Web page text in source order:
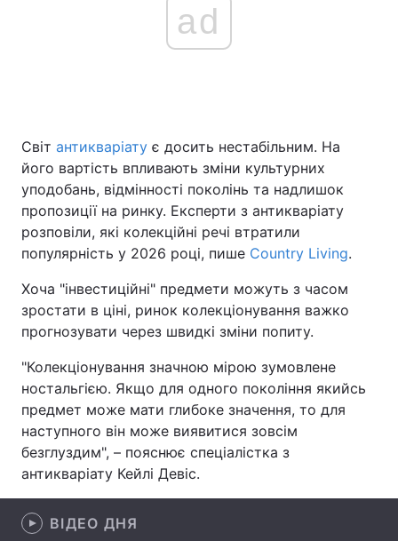
Україна Політика
Економіка Світ
Спорт Наука
Техно і зв'язок Лайт
Зброя Інциденти
Здоров'я Туризм
Цікавинки Погода
Екологія
Лонгріди
Відео з Youtube
ad
Світ антикваріату є досить нестабільним. На
його вартість впливають зміни культурних
уподобань, відмінності поколінь та надлишок
пропозиції на ринку. Експерти з антикваріату
розповіли, які колекційні речі втратили
популярність у 2026 році, пише Country Living.
Хоча "інвестиційні" предмети можуть з часом
зростати в ціні, ринок колекціонування важко
прогнозувати через швидкі зміни попиту.
"Колекціонування значною мірою зумовлене
ностальгією. Якщо для одного покоління якийсь
предмет може мати глибоке значення, то для
наступного він може виявитися зовсім
безглуздим", – пояснює спеціалістка з
антикваріату Кейлі Девіс.
ВІДЕО ДНЯ